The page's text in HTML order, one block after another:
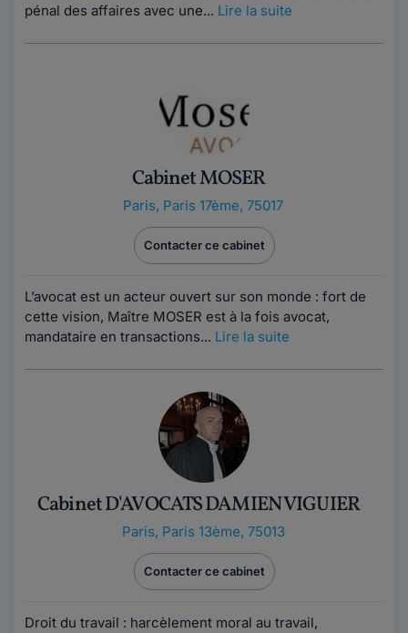
pénal des affaires avec une... Lire la suite
Cabinet MOSER
Paris, Paris 17ème, 75017
Contacter ce cabinet
L’avocat est un acteur ouvert sur son monde : fort de
cette vision, Maître MOSER est à la fois avocat,
mandataire en transactions... Lire la suite
Cabinet D'AVOCATS DAMIEN VIGUIER
Paris, Paris 13ème, 75013
Contacter ce cabinet
Droit du travail : harcèlement moral au travail,